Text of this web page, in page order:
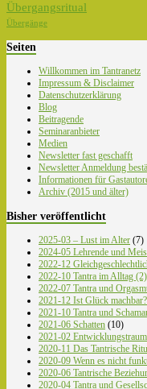
Übergangsritual
Übergänge
Seiten
Willkommen im Tantranetz
Impressum & Disclaimer
Datenschutzerklärung
Blog
Beitragende
Seminaranbieter
Medien
Newsletter fast geschafft
Newsletter Anmeldung
Informationen für
Archiv (2015 und älter)
Bisher veröffentlicht
2025-03 – Lust im Alter (7)
2024-05 Lehrende und
2022-12
2022-10 Tantra im Alltag (2)
2022-07 Tantra und
2021-12 Ist Glück machbar?
2021-10 Tantra und
2021-06 Schatten (10)
2021-02
2020-11 Das Tantrische
2020-09 Wenn es nicht
2020-06 Tantrische
2020-04 Tantra und